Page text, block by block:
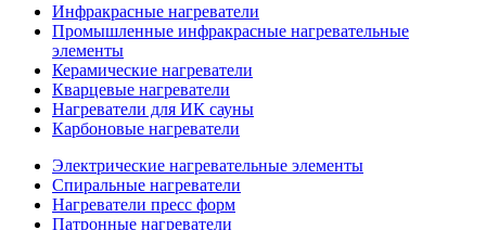
Инфракрасные нагреватели
Промышленные инфракрасные нагревательные
элементы
Керамические нагреватели
Кварцевые нагреватели
Нагреватели для ИК сауны
Карбоновые нагреватели
Электрические нагревательные элементы
Спиральные нагреватели
Нагреватели пресс форм
Патронные нагреватели